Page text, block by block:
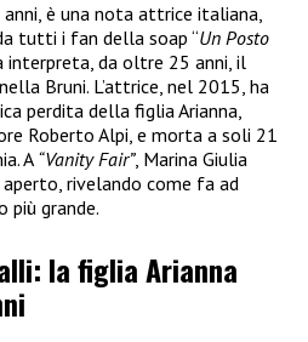
anni, è una nota attrice italiana,
tutti i fan della soap “Un Posto
interpreta, da oltre 25 anni, il
Bruni. L’attrice, nel 2015, ha
perdita della figlia Arianna,
Roberto Alpi, e morta a soli 21
A “Vanity Fair”, Marina Giulia
rivelando come fa ad
grande.
la figlia Arianna